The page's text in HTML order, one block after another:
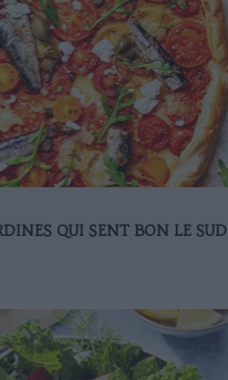
QUI SENT BON LE SUD